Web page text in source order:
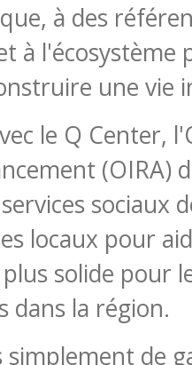
à des
à l'écosystème
une vie
le Q Center,
(OIRA)
sociaux
locaux pour
solide pour
dans la région.
simplement de